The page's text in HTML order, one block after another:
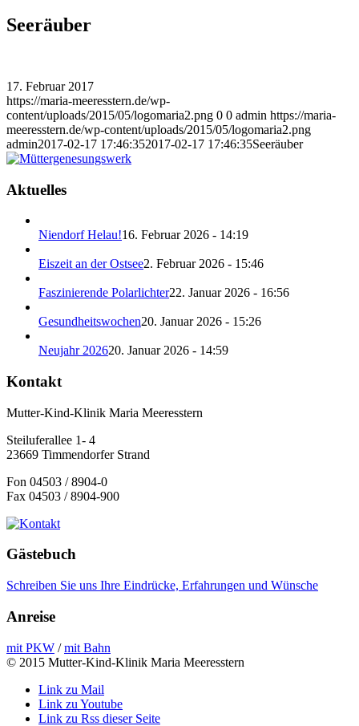
Seeräuber
17. Februar 2017
https://maria-meeresstern.de/wp-
content/uploads/2015/05/logomaria2.png 0 0 admin https://maria-
meeresstern.de/wp-content/uploads/2015/05/logomaria2.png
admin2017-02-17 17:46:352017-02-17 17:46:35Seeräuber
Aktuelles
Niendorf Helau!16. Februar 2026 - 14:19
Eiszeit an der Ostsee2. Februar 2026 - 15:46
Faszinierende Polarlichter22. Januar 2026 - 16:56
Gesundheitswochen20. Januar 2026 - 15:26
Neujahr 202620. Januar 2026 - 14:59
Kontakt
Mutter-Kind-Klinik Maria Meeresstern
Steiluferallee 1- 4
23669 Timmendorfer Strand
Fon 04503 / 8904-0
Fax 04503 / 8904-900
Gästebuch
Schreiben Sie uns Ihre Eindrücke, Erfahrungen und Wünsche
Anreise
mit PKW /mit Bahn
© 2015 Mutter-Kind-Klinik Maria Meeresstern
Link zu Mail
Link zu Youtube
Link zu Rss dieser Seite